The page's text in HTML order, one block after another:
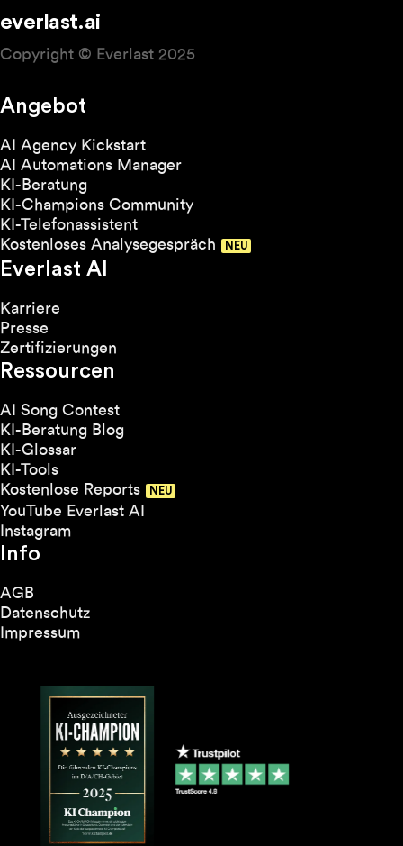
Preismodellen.
everlast.ai
Copyright © Everlast 2025
Angebot
AI Agency Kickstart
AI Automations Manager
KI-Beratung
KI-Champions Community
KI-Telefonassistent
Kostenloses Analysegespräch
Everlast AI
Karriere
Presse
Zertifizierungen
Ressourcen
AI Song Contest
KI-Beratung Blog
KI-Glossar
KI-Tools
Kostenlose Reports
YouTube Everlast AI
Instagram
Info
AGB
Datenschutz
Impressum